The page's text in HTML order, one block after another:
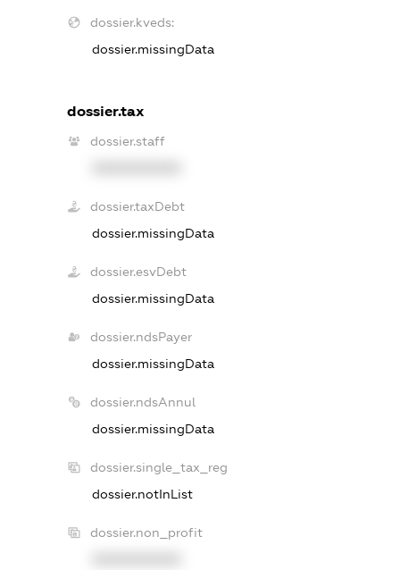
dossier.kveds:
dossier.missingData
dossier.tax
dossier.staff
dossier.taxDebt
dossier.missingData
dossier.esvDebt
dossier.missingData
dossier.ndsPayer
dossier.missingData
dossier.ndsAnnul
dossier.missingData
dossier.single_tax_reg
dossier.notInList
dossier.non_profit